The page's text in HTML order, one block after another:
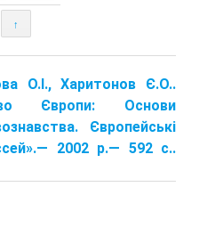
↑
О.І., Харитонов Є.О..
Європи: Основи
Європейські
2002 р.— 592 с..